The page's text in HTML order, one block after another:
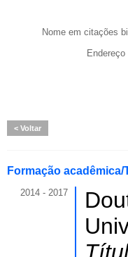
Nome em citações
Endereço
Voltar
Formação
2014 - 2017